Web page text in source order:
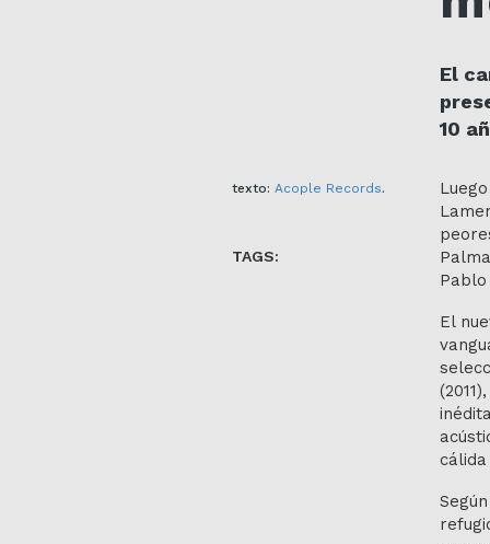
El
10
texto: Acople Records.
TAGS:
El